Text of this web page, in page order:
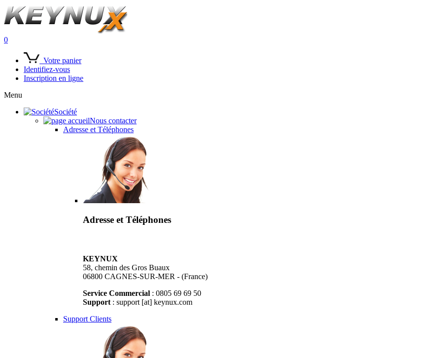
0
Votre panier
Identifiez-vous
Inscription en ligne
Menu
Société
Nous contacter
Adresse et Téléphones
Adresse et Téléphones
KEYNUX
58, chemin des Gros Buaux
06800 CAGNES-SUR-MER - (France)
Service Commercial : 0805 69 69 50
Support : support [at] keynux.com
Support Clients